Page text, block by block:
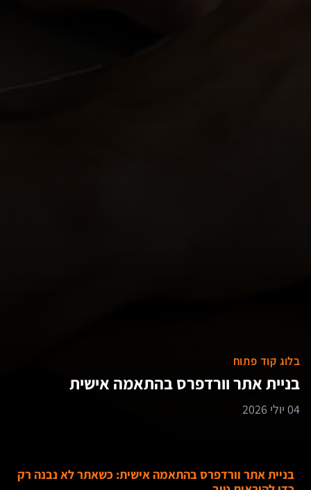
בלוג קוד פתוח
בניית אתר וורדפרס בהתאמה אישית
04 יולי 2026
בניית אתר וורדפרס בהתאמה אישית: כשאתר לא נבנה רק